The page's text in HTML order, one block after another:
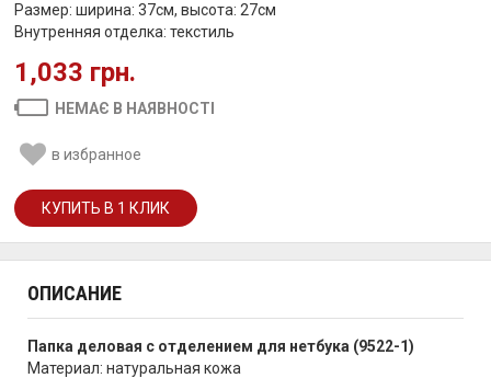
Размер: ширина: 37см, высота: 27см
Внутренняя отделка: текстиль
1,033 грн.
НЕМАЄ В НАЯВНОСТІ
в избранное
ОПИСАНИЕ
Папка деловая с отделением для нетбука (9522-1)
Материал: натуральная кожа